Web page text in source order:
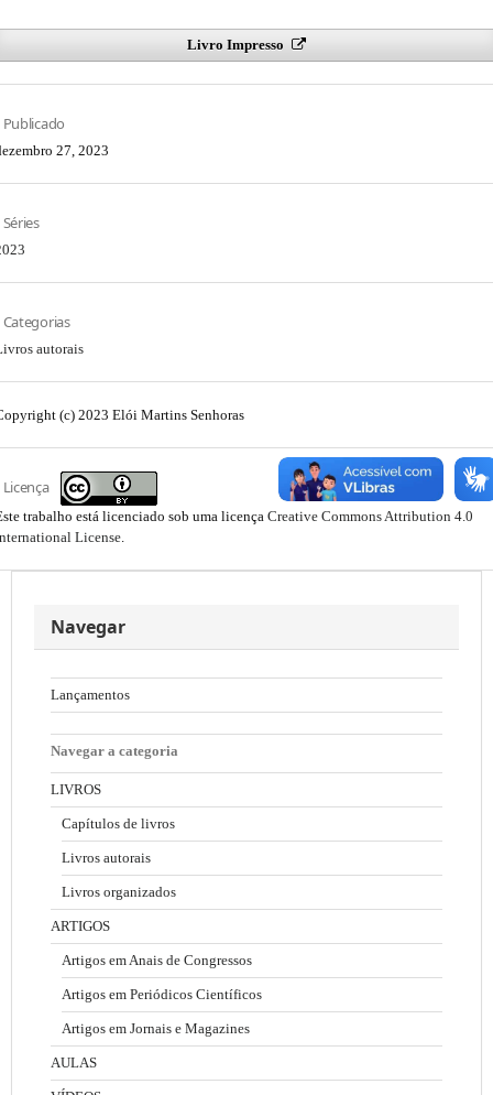
Livro Impresso
Publicado
27, 2023
Séries
Categorias
autorais
(c) 2023 Elói Martins Senhoras
Licença
trabalho está licenciado sob uma licença Creative Commons Attribution 4.0
License.
Navegar
Lançamentos
Navegar a categoria
LIVROS
Capítulos de livros
Livros autorais
Livros organizados
ARTIGOS
Artigos em Anais de Congressos
Artigos em Periódicos Científicos
Artigos em Jornais e Magazines
AULAS